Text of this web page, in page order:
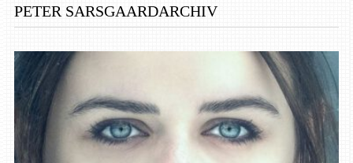
PETER SARSGAARDARCHIV